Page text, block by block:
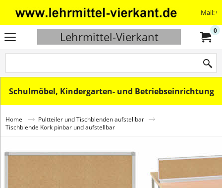
Mail:
Lehrmittel-Vierkant 0
Schulmöbel, Kindergarten- und Betriebseinrichtung
Home
Pultteiler und Tischblenden aufstellbar
Tischblende Kork pinbar und aufstellbar